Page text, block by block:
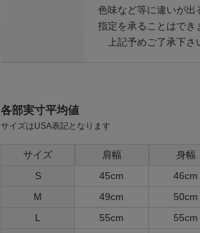
色味など等に違いが出
指定を承ることはでき
上記予めご了承下さ
各部実寸平均値
サイズはUSA表記となります
サイズ 肩幅 身幅
S
45cm 46cm
M
49cm 50cm
L
55cm 55cm